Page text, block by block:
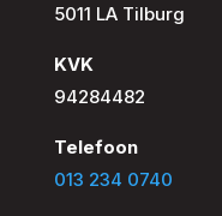
5011 LA Tilburg
KVK
94284482
Telefoon
013 234 0740